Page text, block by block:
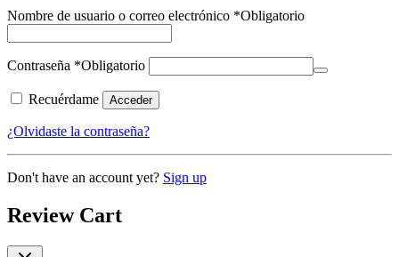
Nombre de usuario o correo electrónico *Obligatorio
Contraseña *Obligatorio
Recuérdame Acceder
¿Olvidaste la contraseña?
Don't have an account yet? Sign up
Review Cart